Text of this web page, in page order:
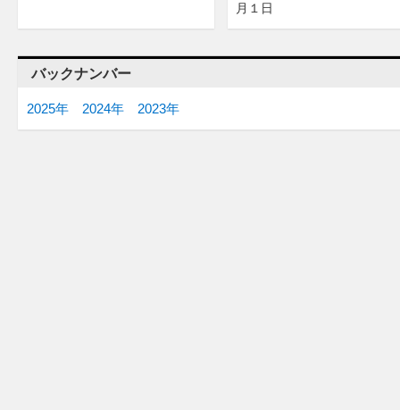
月１日
バックナンバー
2025年 2024年 2023年